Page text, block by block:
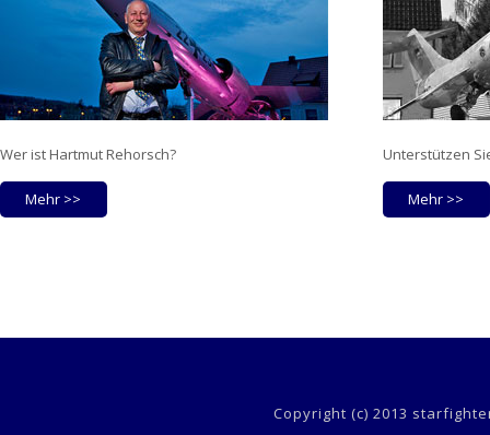
Wer ist Hartmut Rehorsch?
Mehr >>
Unterstützen
Mehr >>
Copyright (c) 2013